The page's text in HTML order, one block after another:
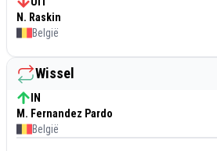
N. Raskin
België
Wissel
IN
M. Fernandez Pardo
België